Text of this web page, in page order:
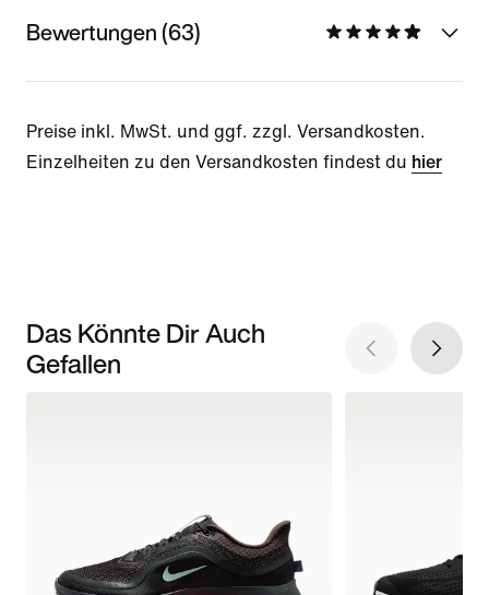
Bewertungen (63)
Preise inkl. MwSt. und ggf. zzgl. Versandkosten.
Einzelheiten zu den Versandkosten findest du hier
Das Könnte Dir Auch
Gefallen